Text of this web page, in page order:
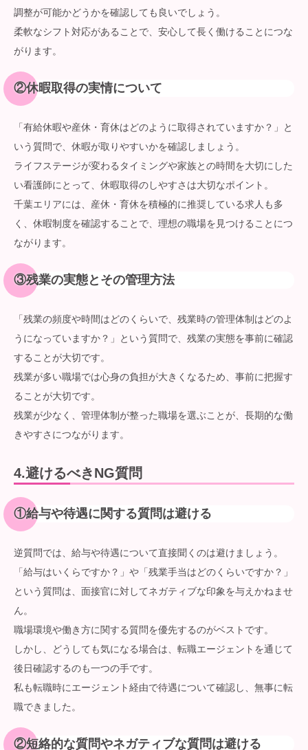
調整が可能かどうかを確認しても良いでしょう。
柔軟なシフト対応があることで、安心して長く働けることにつな
がります。
②休暇取得の実情について
「有給休暇や産休・育休はどのように取得されていますか？」と
いう質問で、休暇が取りやすいかを確認しましょう。
ライフステージが変わるタイミングや家族との時間を大切にした
い看護師にとって、休暇取得のしやすさは大切なポイント。
千葉エリアには、産休・育休を積極的に推奨している求人も多
く、休暇制度を確認することで、理想の職場を見つけることにつ
ながります。
③残業の実態とその管理方法
「残業の頻度や時間はどのくらいで、残業時の管理体制はどのよ
うになっていますか？」という質問で、残業の実態を事前に確認
することが大切です。
残業が多い職場では心身の負担が大きくなるため、事前に把握す
ることが大切です。
残業が少なく、管理体制が整った職場を選ぶことが、長期的な働
きやすさにつながります。
4.避けるべきNG質問
①給与や待遇に関する質問は避ける
逆質問では、給与や待遇について直接聞くのは避けましょう。
「給与はいくらですか？」や「残業手当はどのくらいですか？」
という質問は、面接官に対してネガティブな印象を与えかねませ
ん。
職場環境や働き方に関する質問を優先するのがベストです。
しかし、どうしても気になる場合は、転職エージェントを通じて
後日確認するのも一つの手です。
私も転職時にエージェント経由で待遇について確認し、無事に転
職できました。
②短絡的な質問やネガティブな質問は避ける